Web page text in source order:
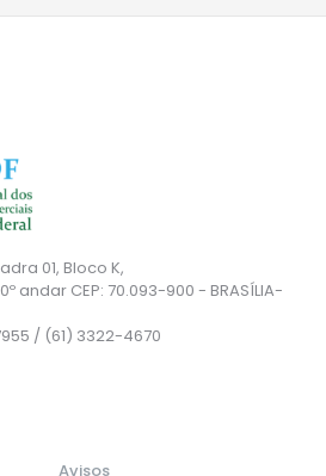
01, Bloco K,
andar CEP: 70.093-900 - BRASÍLIA-
/ (61) 3322-4670
Avisos